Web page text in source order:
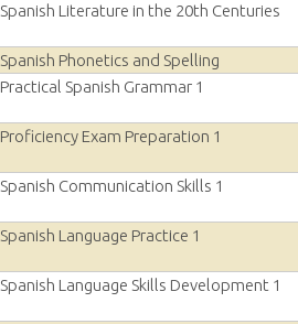
Spanish Literature in the 20th Centuries
Spanish Phonetics and Spelling
Practical Spanish Grammar 1
Proficiency Exam Preparation 1
Spanish Communication Skills 1
Spanish Language Practice 1
Spanish Language Skills Development 1